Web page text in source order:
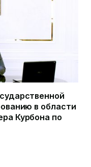
в области
Курбона по